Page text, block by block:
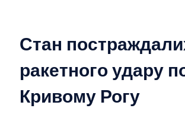
Стан
ракетного удару
Кривому Рогу